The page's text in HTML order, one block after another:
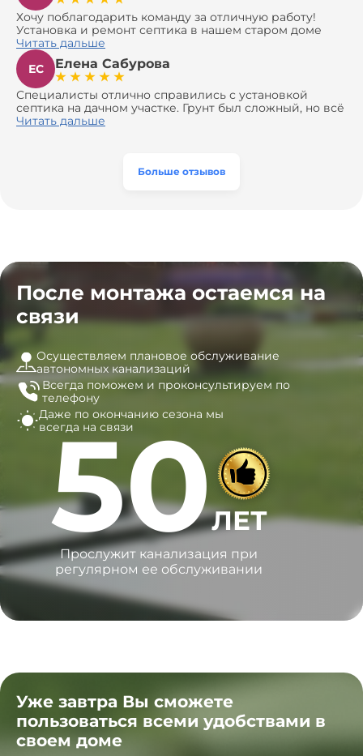
Хочу поблагодарить команду за отличную работу!
Установка и ремонт септика в нашем старом доме
оказались сложной задачей, но ребята справились на
все 100%. Всё сделали аккуратно и профессионально.
Давали полезные рекомендации, не пытались
навязать ничего лишнего, помогли с выбором и
доставкой материалов, что позволило нам
сэкономить. Выполнили монтаж и демонтаж
оборудования, заменили трубы, обновили
эту компанию всем, кто ищет надёжных
Читать дальше
ЕС
Елена Сабурова
Специалисты отлично справились с установкой
септика на дачном участке. Грунт был сложный, но всё
сделали быстро и аккуратно. Помогли выбрать
Читать дальше
Больше отзывов
После монтажа остаемся на
связи
Осуществляем плановое обслуживание
автономных канализаций
Всегда поможем и проконсультируем по
телефону
Даже по окончанию сезона мы
всегда на связи
50ЛЕТ
Прослужит канализация при
регулярном ее обслуживании
Уже завтра Вы сможете
пользоваться всеми удобствами в
своем доме